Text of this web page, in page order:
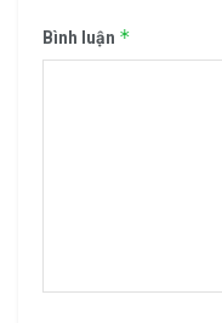
Bình luận *